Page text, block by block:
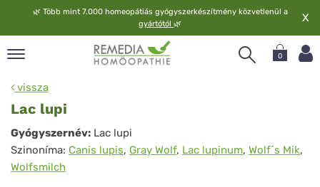
🌿 Több mint 7.000 homeopátiás gyógyszerkészítmény közvetlenül a
gyártótól 🌿 X
0
vissza
Lac lupi
Lac
lupi
Gyógyszernév: Lac lupi
Szinoníma: Canis lupis, Gray Wolf, Lac lupinum, Wolf´s Mik,
Wolfsmilch